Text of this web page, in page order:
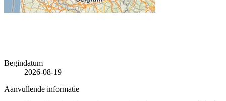
Begindatum
2026-08-19
Aanvullende informatie